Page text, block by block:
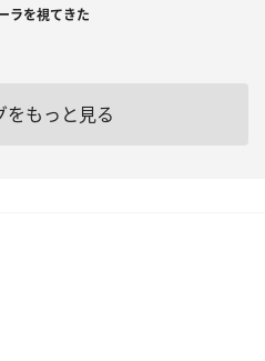
ラを視てきた
をもっと見る